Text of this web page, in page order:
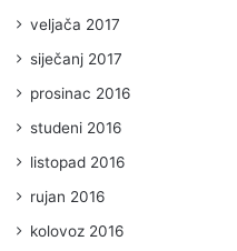
veljača 2017
siječanj 2017
prosinac 2016
studeni 2016
listopad 2016
rujan 2016
kolovoz 2016